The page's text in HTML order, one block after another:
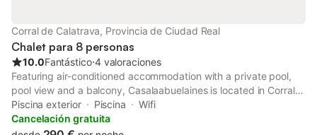
Corral de Calatrava, Provincia de Ciudad Real
Chalet para 8 personas
10.0Fantástico⋅4 valoraciones
Featuring air-conditioned accommodation with a private pool,
pool view and a balcony, Casalaabuelaines is located in Corral
de Calatrava.
Piscina exterior Piscina
Wifi
Cancelación gratuita